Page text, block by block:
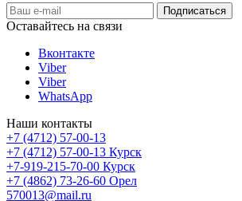
Оставайтесь на связи
Вконтакте
Viber
Viber
WhatsApp
Наши контакты
+7 (4712) 57-00-13
+7 (4712) 57-00-13 Курск
+7-919-215-70-00 Курск
+7 (4862) 73-26-60 Орел
570013@mail.ru